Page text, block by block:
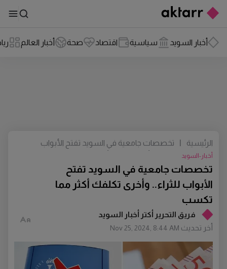
أخبار السويد سياسية اقتصاد صحة أخبار العالم
فريق التحرير أكتر أخبار السويد
أخر تحديث Nov 25, 2024, 8:44 AM
تخصصات جامعية في السويد تفتح
الأبواب للثراء.. وأخرى تكلفك أكثر مما
تكسب
أخبار-السويد
الرئيسية
تخصصات جامعية في السويد تفتح الأبواب